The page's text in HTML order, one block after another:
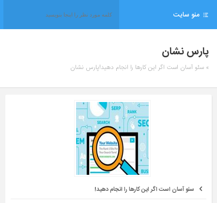
منو سایت
پارس نشان
» سئو آسان است اگر این کارها را انجام دهید!پارس نشان
سئو آسان است اگر این کارها را انجام دهید!